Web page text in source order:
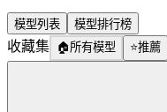
模型列表 模型排行榜
收藏集 🏠所有模型 ⭐推薦